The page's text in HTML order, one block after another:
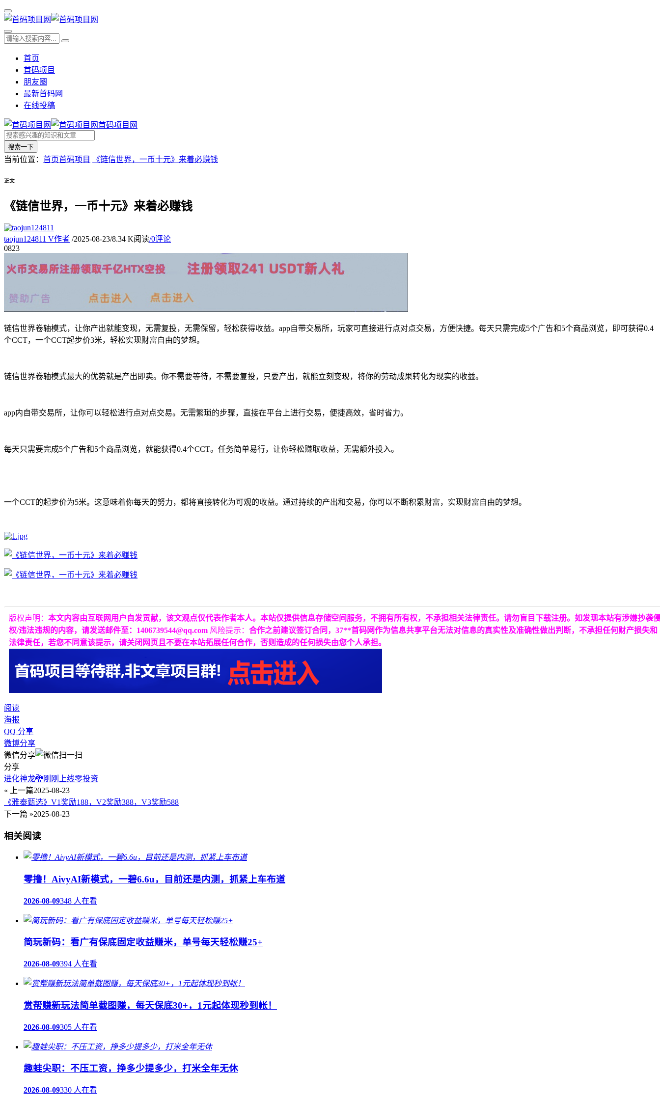
首页
首码项目
朋友圈
最新首码网
在线投稿
首码项目网
搜索一下
当前位置： 首页首码项目 《链信世界，一币十元》来着必赚钱
正文
《链信世界，一币十元》来着必赚钱
taojun124811 V作者 /2025-08-23/8.34 K阅读/0评论
0823
链信世界卷轴模式，让你产出就能变现，无需复投，无需保留，轻松获得收益。app自带交易所，玩家可直接进行点对点交易，方便快捷。每天只需完成5个广告和5个商品浏览，即可获得0.4
个CCT，一个CCT起步价3米，轻松实现财富自由的梦想。
链信世界卷轴模式最大的优势就是产出即卖。你不需要等待，不需要复投，只要产出，就能立刻变现，将你的劳动成果转化为现实的收益。
app内自带交易所，让你可以轻松进行点对点交易。无需繁琐的步骤，直接在平台上进行交易，便捷高效，省时省力。
每天只需要完成5个广告和5个商品浏览，就能获得0.4个CCT。任务简单易行，让你轻松赚取收益，无需额外投入。
一个CCT的起步价为5米。这意味着你每天的努力，都将直接转化为可观的收益。通过持续的产出和交易，你可以不断积累财富，实现财富自由的梦想。
版权声明： 本文内容由互联网用户自发贡献，该文观点仅代表作者本人。本站仅提供信息存储空间服务，不拥有所有权，不承担相关法律责任。请勿盲目下载注册。如发现本站有涉嫌抄袭
权/违法违规的内容，请发送邮件至：1406739544@qq.com 风险提示： 合作之前建议签订合同，37**首码网作为信息共享平台无法对信息的真实性及准确性做出判断，不承担任何财产损失和
法律责任，若您不同意该提示，请关闭网页且不要在本站拓展任何合作，否则造成的任何损失由您个人承担。
阅读
海报
QQ 分享
微博分享
微信分享
分享
进化神龙🐉刚刚上线零投资
« 上一篇2025-08-23
《雅泰甄选》V1奖励188，V2奖励388，V3奖励588
下一篇 »2025-08-23
相关阅读
零撸！AivyAI新模式，一碧6.6u，目前还是内测，抓紧上车布道
2026-08-09348 人在看
简玩新码：看广有保底固定收益赚米，单号每天轻松赚25+
2026-08-09394 人在看
赏帮赚新玩法简单截图赚，每天保底30+，1元起体现秒到帐！
2026-08-09305 人在看
趣蛙尖职：不压工资，挣多少提多少，打米全年无休
2026-08-09330 人在看